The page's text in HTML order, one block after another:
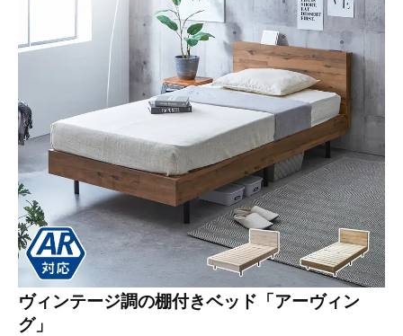
ヴィンテージ調の棚付きベッド「アーヴィン
グ」